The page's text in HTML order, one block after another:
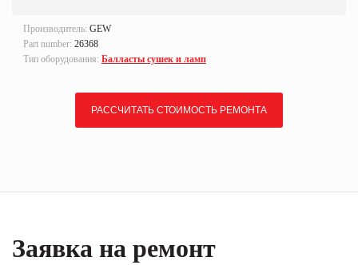
Производитель: GEW
Part number: 26368
Тип оборудования: Балласты сушек и ламп
РАССЧИТАТЬ СТОИМОСТЬ РЕМОНТА
Заявка на ремонт